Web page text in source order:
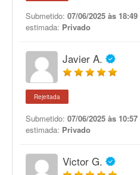
Submetido: 07/06/2025 às 18:49
estimada: Privado
Javier A.
Rejeitada
Submetido: 07/06/2025 às 10:57
estimada: Privado
Victor G.